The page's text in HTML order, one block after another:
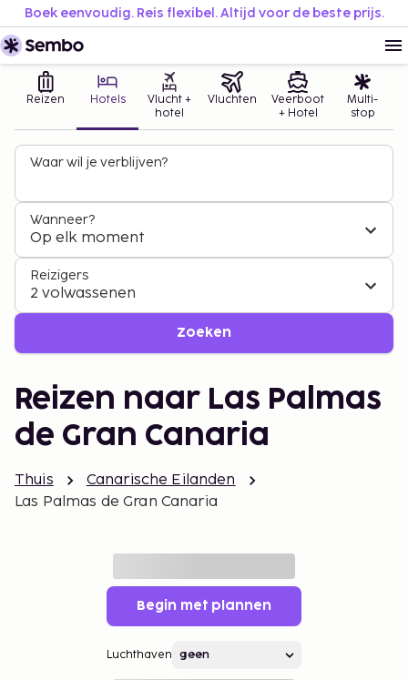
Boek eenvoudig. Reis flexibel. Altijd voor de beste prijs.
Reizen Hotels
Vlucht +
hotel
Vluchten
Veerboot
+ Hotel
Multi-
stop
Waar wil je verblijven?
Wanneer?
Op elk moment
Reizigers
2 volwassenen
Zoeken
Reizen naar Las Palmas
de Gran Canaria
Thuis
Canarische Eilanden
Las Palmas de Gran Canaria
Begin met plannen
Luchthaven